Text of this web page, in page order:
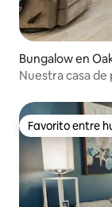
Bungalow en
Favorito entre
Favorito entre